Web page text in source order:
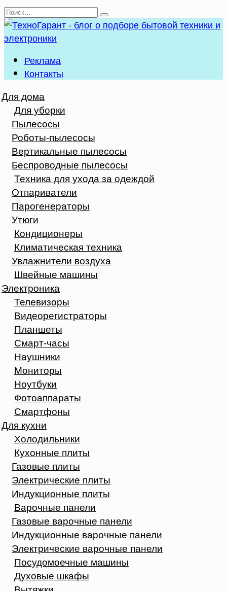
Перейти
к
содержанию
Search
for:
Реклама
Контакты
Для дома
Для уборки
Пылесосы
Роботы-пылесосы
Вертикальные пылесосы
Беспроводные пылесосы
Техника для ухода за одеждой
Отпариватели
Парогенераторы
Утюги
Кондиционеры
Климатическая техника
Увлажнители воздуха
Швейные машины
Электроника
Телевизоры
Видеорегистраторы
Планшеты
Смарт-часы
Наушники
Мониторы
Ноутбуки
Фотоаппараты
Смартфоны
Для кухни
Холодильники
Кухонные плиты
Газовые плиты
Электрические плиты
Индукционные плиты
Варочные панели
Газовые варочные панели
Индукционные варочные панели
Электрические варочные панели
Посудомоечные машины
Духовые шкафы